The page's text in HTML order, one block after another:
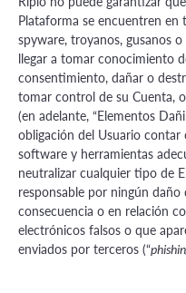
Plataforma se encuentren
spyware, troyanos, gusanos
llegar a tomar conocimiento
consentimiento, dañar o
tomar control de su Cuenta,
(en adelante, “Elementos
obligación del Usuario
software y herramientas
neutralizar cualquier tipo de
responsable por ningún
consecuencia o en relación
electrónicos falsos o que
enviados por terceros (“